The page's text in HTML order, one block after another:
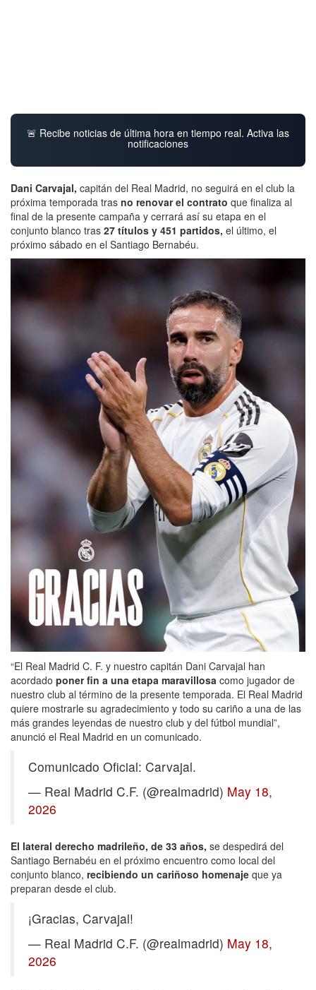
🚨 Recibe noticias de última hora en tiempo real. Activa las
notificaciones
Dani Carvajal, capitán del Real Madrid, no seguirá en el club la
próxima temporada tras no renovar el contrato que finaliza al
final de la presente campaña y cerrará así su etapa en el
conjunto blanco tras 27 títulos y 451 partidos, el último, el
próximo sábado en el Santiago Bernabéu.
“El Real Madrid C. F. y nuestro capitán Dani Carvajal han
acordado poner fin a una etapa maravillosa como jugador de
nuestro club al término de la presente temporada. El Real Madrid
quiere mostrarle su agradecimiento y todo su cariño a una de las
más grandes leyendas de nuestro club y del fútbol mundial”,
anunció el Real Madrid en un comunicado.
Comunicado Oficial: Carvajal.
— Real Madrid C.F. (@realmadrid) May 18,
2026
El lateral derecho madrileño, de 33 años, se despedirá del
Santiago Bernabéu en el próximo encuentro como local del
conjunto blanco, recibiendo un cariñoso homenaje que ya
preparan desde el club.
¡Gracias, Carvajal!
— Real Madrid C.F. (@realmadrid) May 18,
2026